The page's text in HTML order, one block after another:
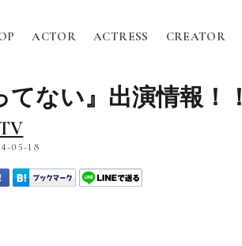
ACTOR ACTRESS CREATOR
ない』出演情報！！
05-18